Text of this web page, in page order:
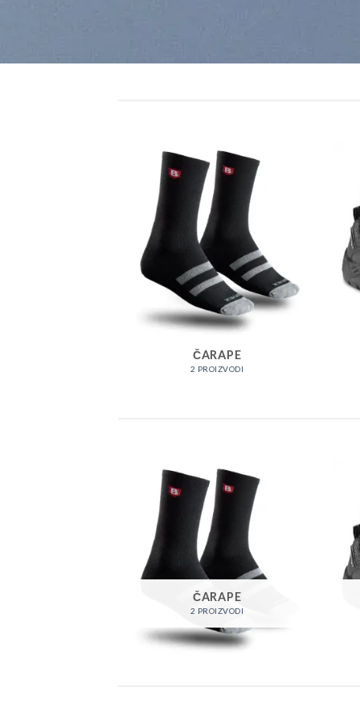
ČARAPE
2 PROIZVODI
ČARAPE
2 PROIZVODI